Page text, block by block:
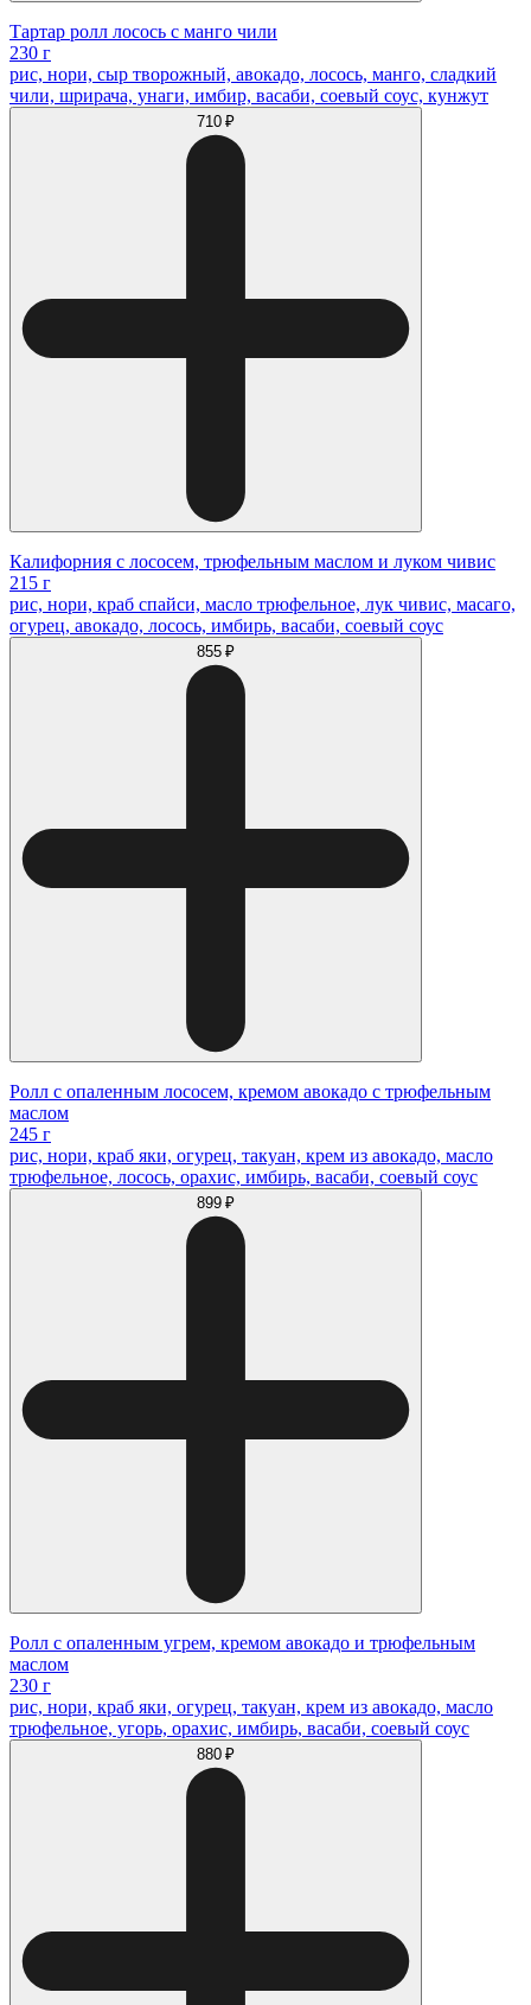
Тартар ролл лосось с манго чили
230 г
рис, нори, сыр творожный, авокадо, лосось, манго, сладкий
чили, шрирача, унаги, имбир, васаби, соевый соус, кунжут
710 ₽
Калифорния с лососем, трюфельным маслом и луком чивис
215 г
рис, нори, краб спайси, масло трюфельное, лук чивис, масаго,
огурец, авокадо, лосось, имбирь, васаби, соевый соус
855 ₽
Ролл с опаленным лососем, кремом авокадо с трюфельным
маслом
245 г
рис, нори, краб яки, огурец, такуан, крем из авокадо, масло
трюфельное, лосось, орахис, имбирь, васаби, соевый соус
899 ₽
Ролл с опаленным угрем, кремом авокадо и трюфельным
маслом
230 г
рис, нори, краб яки, огурец, такуан, крем из авокадо, масло
трюфельное, угорь, орахис, имбирь, васаби, соевый соус
880 ₽